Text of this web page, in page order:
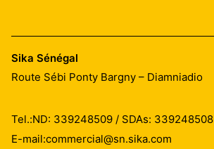
Sika Sénégal
Route Sébi Ponty Bargny – Diamniadio
Tel.:ND: 339248509 / SDAs: 339248508
E-mail:commercial@sn.sika.com